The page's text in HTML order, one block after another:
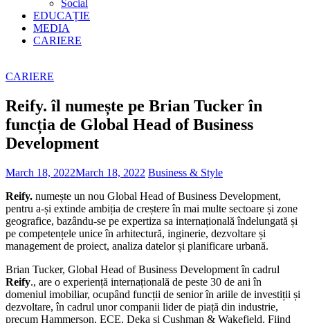
Social
EDUCAȚIE
MEDIA
CARIERE
CARIERE
Reify. îl numește pe Brian Tucker în
funcția de Global Head of Business
Development
March 18, 2022March 18, 2022 Business & Style
Reify. numește un nou Global Head of Business Development,
pentru a-și extinde ambiția de creștere în mai multe sectoare și zone
geografice, bazându-se pe expertiza sa internațională îndelungată și
pe competențele unice în arhitectură, inginerie, dezvoltare și
management de proiect, analiza datelor și planificare urbană.
Brian Tucker, Global Head of Business Development în cadrul
Reify., are o experiență internațională de peste 30 de ani în
domeniul imobiliar, ocupând funcții de senior în ariile de investiții și
dezvoltare, în cadrul unor companii lider de piață din industrie,
precum Hammerson, ECE, Deka și Cushman & Wakefield. Fiind